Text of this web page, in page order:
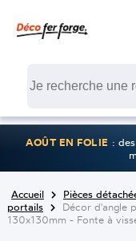
AOÛT EN FOLIE :
Accueil Pièces
portails
Décor d'angle
130x130mm - Fonte à